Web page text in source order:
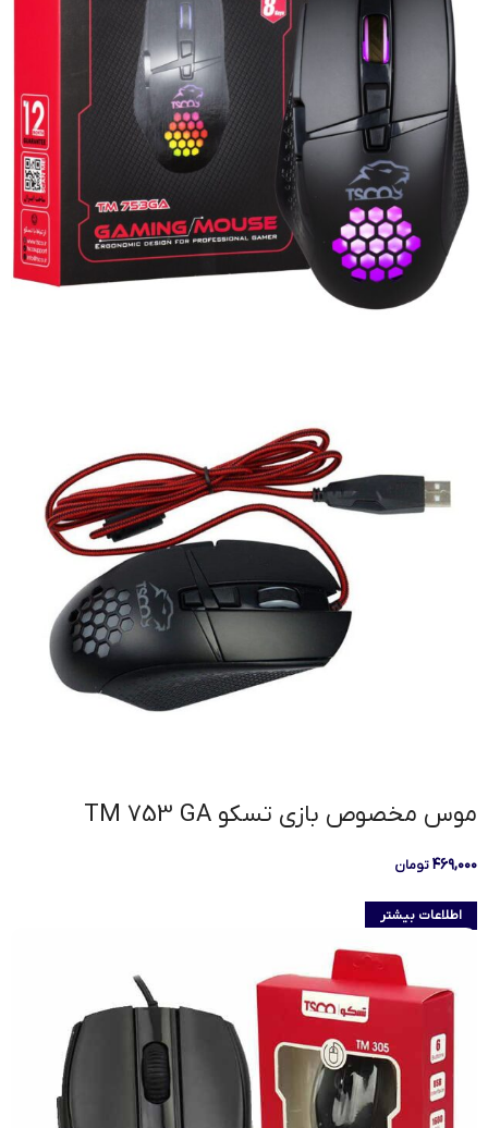
موس مخصوص بازی تسکو TM 753 GA
۴۶۹,۰۰۰تومان
اطلاعات بیشتر